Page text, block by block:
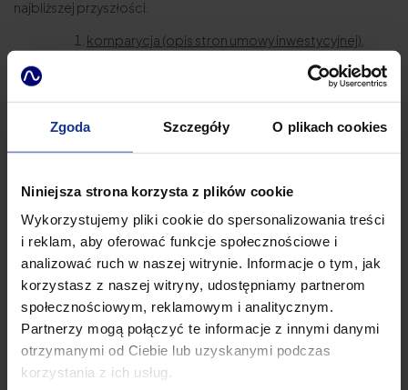
Zgoda Szczegóły O plikach cookies
Niniejsza strona korzysta z plików cookie
Wykorzystujemy pliki cookie do spersonalizowania treści
i reklam, aby oferować funkcje społecznościowe i
analizować ruch w naszej witrynie. Informacje o tym, jak
korzystasz z naszej witryny, udostępniamy partnerom
społecznościowym, reklamowym i analitycznym.
Partnerzy mogą połączyć te informacje z innymi danymi
otrzymanymi od Ciebie lub uzyskanymi podczas
korzystania z ich usług.
najbliższej przyszłości.
komparycja (opis stron umowy inwestycyjnej),
zasady inwestycji, tj. jak ma wyglądać struktura
kapitałowa spółki po dokonaniu inwestycji,
wysokości wkładu inwestora, zasad objęcia
nowych udziałów przez inwestora,
anti dilution clause, czyli ochrona inwestora przed
rozwodnieniem,
oświadczenia i zapewnienia spółki oraz
founderów spółki,
zasady ładu korporacyjnego, czyli zasady
funkcjonowania walnego zgromadzenia, rady
nadzorczej oraz zarządu,
zasady rozporządzania udziałami,
prawo pierwszeństwa nabycia udziałów,
tag along, czyli prawo przyłączenia się do zbycia